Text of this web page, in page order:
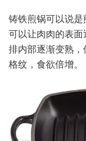
铸铁煎锅可以说
可以让肉肉的表
排内部逐渐变熟
格纹，食欲倍增。